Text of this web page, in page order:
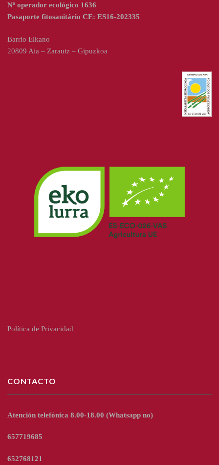
Nº operador ecológico 1636
Pasaporte fitosanitário CE: ES16-202335
Barrio Elkano
20809 Aia – Zarautz – Gipuzkoa
Política de Privacidad
CONTACTO
Atención telefónica 8.00-18.00 (Whatsapp no)
657719685
652768121